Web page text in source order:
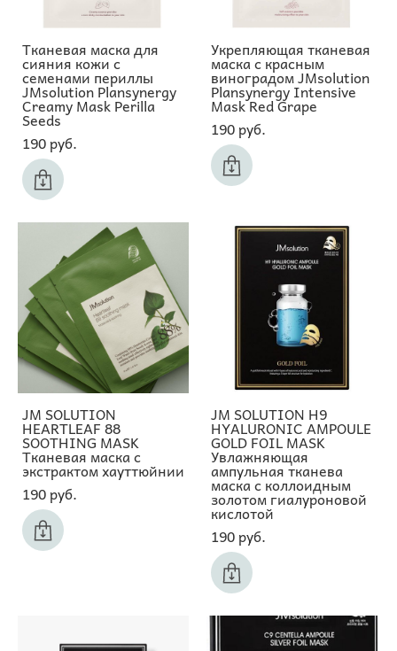
Тканевая маска для
сияния кожи с
семенами периллы
JMsolution Plansynergy
Creamy Mask Perilla
Seeds
190 pуб.
Укрепляющая тканевая
маска с красным
виноградом JMsolution
Plansynergy Intensive
Mask Red Grape
190 pуб.
JM SOLUTION
HEARTLEAF 88
SOOTHING MASK
Тканевая маска с
экстрактом хауттюйнии
190 pуб.
JM SOLUTION H9
HYALURONIC AMPOULE
GOLD FOIL MASK
Увлажняющая
ампульная тканева
маска с коллоидным
золотом гиалуроновой
кислотой
190 pуб.